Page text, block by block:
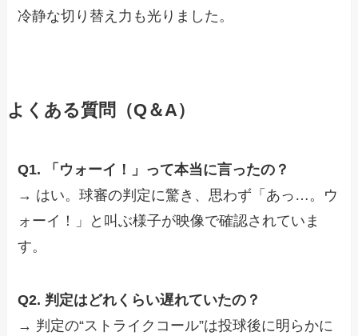
冷静な切り替え力も光りました。
よくある質問（Q＆A）
Q1. 「ウォーイ！」って本当に言ったの？
→ はい。球審の判定に驚き、思わず「あっ…。ウ
ォーイ！」と叫ぶ様子が映像で確認されていま
す。
Q2. 判定はどれくらい遅れていたの？
→ 判定の“ストライクコール”は投球後に明らかに